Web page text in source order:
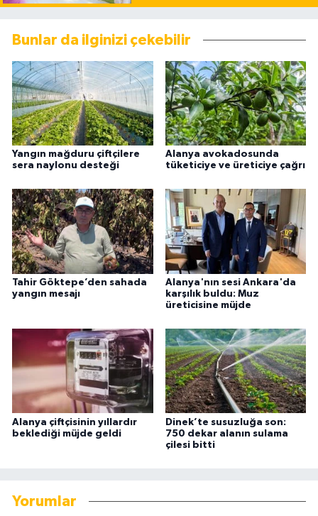
Bunlar da ilginizi çekebilir
Yangın mağduru çiftçilere
sera naylonu desteği
Alanya avokadosunda
tüketiciye ve üreticiye çağrı
Tahir Göktepe’den sahada
yangın mesajı
Alanya'nın sesi Ankara'da
karşılık buldu: Muz
üreticisine müjde
Alanya çiftçisinin yıllardır
beklediği müjde geldi
Dinek’te susuzluğa son:
750 dekar alanın sulama
çilesi bitti
Yorumlar